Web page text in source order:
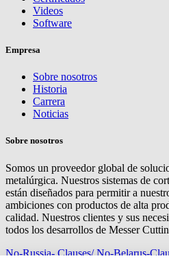
Videos
Software
Empresa
Sobre nosotros
Historia
Carrera
Noticias
Sobre nosotros
Somos un proveedor global de
metalúrgica. Nuestros sistemas de
están diseñados para permitir a
ambiciones con productos de alta
calidad. Nuestros clientes y sus
todos los desarrollos de Messer
No-Russia- Clauses/ No-Belarus-